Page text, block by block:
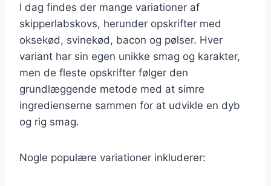
I dag findes der mange variationer af
skipperlabskovs, herunder opskrifter med
oksekød, svinekød, bacon og pølser. Hver
variant har sin egen unikke smag og karakter,
men de fleste opskrifter følger den
grundlæggende metode med at simre
ingredienserne sammen for at udvikle en dyb
og rig smag.
Nogle populære variationer inkluderer: